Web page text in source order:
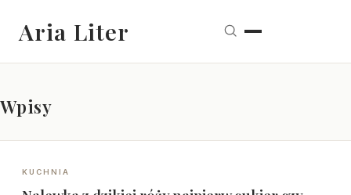
Aria Liter
Wpisy
KUCHNIA